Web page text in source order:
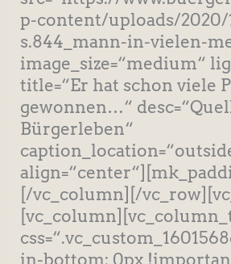
p-content/uploads/2020/
s.844_mann-in-vielen-
image_size=“medium“
title=“Er hat schon viele
gewonnen…“
Bürgerleben“
[/vc_column][/
in-bottom: 0px